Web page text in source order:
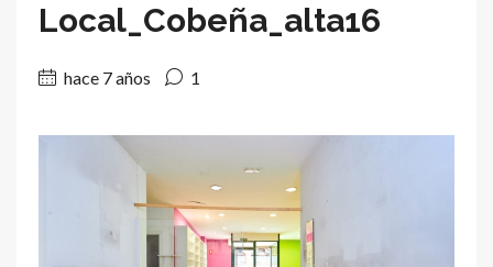
Local_Cobeña_alta16
hace 7 años 1